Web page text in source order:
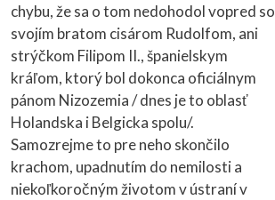
chybu, že sa o tom nedohodol vopred so
svojím bratom cisárom Rudolfom, ani
strýčkom Filipom II., španielskym
kráľom, ktorý bol dokonca oficiálnym
pánom Nizozemia / dnes je to oblasť
Holandska i Belgicka spolu/.
Samozrejme to pre neho skončilo
krachom, upadnutím do nemilosti a
niekoľkoročným životom v ústraní v